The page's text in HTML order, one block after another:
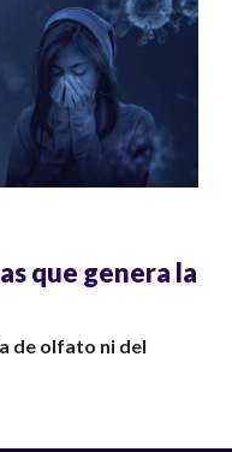
que genera la
de olfato ni del